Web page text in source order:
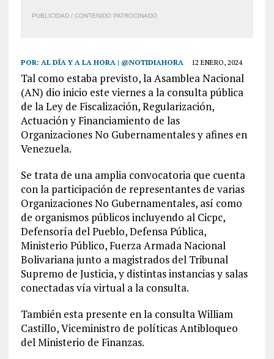
PUBLICIDAD / CONTENIDO PATROCINADO
POR: AL DÍA Y A LA HORA | @NOTIDIAHORA 12 ENERO, 2024
Tal como estaba previsto, la Asamblea Nacional
(AN) dio inicio este viernes a la consulta pública
de la Ley de Fiscalización, Regularización,
Actuación y Financiamiento de las
Organizaciones No Gubernamentales y afines en
Venezuela.
Se trata de una amplia convocatoria que cuenta
con la participación de representantes de varias
Organizaciones No Gubernamentales, así como
de organismos públicos incluyendo al Cicpc,
Defensoría del Pueblo, Defensa Pública,
Ministerio Público, Fuerza Armada Nacional
Bolivariana junto a magistrados del Tribunal
Supremo de Justicia, y distintas instancias y salas
conectadas vía virtual a la consulta.
También esta presente en la consulta William
Castillo, Viceministro de políticas Antibloqueo
del Ministerio de Finanzas.